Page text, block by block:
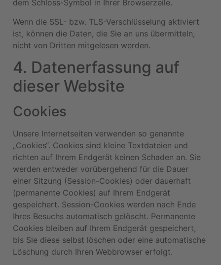
dem Schloss-Symbol in Ihrer Browserzeile.
Wenn die SSL- bzw. TLS-Verschlüsselung aktiviert
ist, können die Daten, die Sie an uns übermitteln,
nicht von Dritten mitgelesen werden.
4. Datenerfassung auf
dieser Website
Cookies
Unsere Internetseiten verwenden so genannte
„Cookies“. Cookies sind kleine Textdateien und
richten auf Ihrem Endgerät keinen Schaden an. Sie
werden entweder vorübergehend für die Dauer
einer Sitzung (Session-Cookies) oder dauerhaft
(permanente Cookies) auf Ihrem Endgerät
gespeichert. Session-Cookies werden nach Ende
Ihres Besuchs automatisch gelöscht. Permanente
Cookies bleiben auf Ihrem Endgerät gespeichert,
bis Sie diese selbst löschen oder eine automatische
Löschung durch Ihren Webbrowser erfolgt.